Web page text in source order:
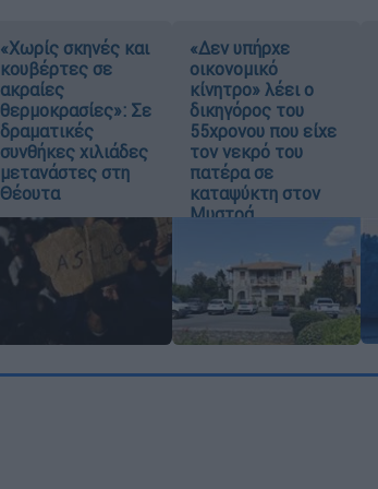
«Χωρίς σκηνές και
κουβέρτες σε
ακραίες
θερμοκρασίες»: Σε
δραματικές
συνθήκες χιλιάδες
μετανάστες στη
Θέουτα
«Δεν υπήρχε
οικονομικό
κίνητρο» λέει ο
δικηγόρος του
55χρονου που είχε
τον νεκρό του
πατέρα σε
καταψύκτη στον
Μυστρά